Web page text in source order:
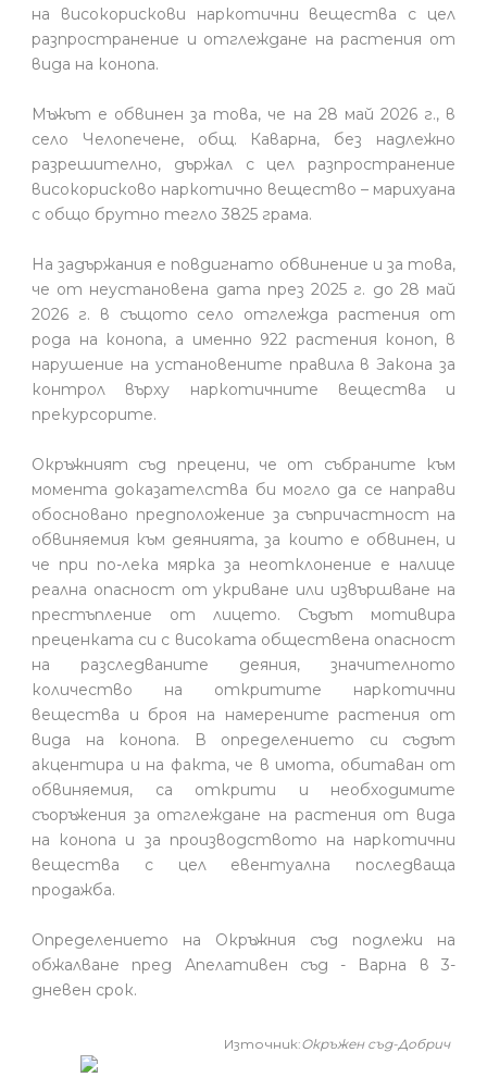
на високорискови наркотични вещества с цел
разпространение и отглеждане на растения от
вида на конопа.
Мъжът е обвинен за това, че на 28 май 2026 г., в
село Челопечене, общ. Каварна, без надлежно
разрешително, държал с цел разпространение
високорисково наркотично вещество – марихуана
с общо брутно тегло 3825 грама.
На задържания е повдигнато обвинение и за това,
че от неустановена дата през 2025 г. до 28 май
2026 г. в същото село отглежда растения от
рода на конопа, а именно 922 растения коноп, в
нарушение на установените правила в Закона за
контрол върху наркотичните вещества и
прекурсорите.
Окръжният съд прецени, че от събраните към
момента доказателства би могло да се направи
обосновано предположение за съпричастност на
обвиняемия към деянията, за които е обвинен, и
че при по-лека мярка за неотклонение е налице
реална опасност от укриване или извършване на
престъпление от лицето. Съдът мотивира
преценката си с високата обществена опасност
на разследваните деяния, значителното
количество на откритите наркотични
вещества и броя на намерените растения от
вида на конопа. В определението си съдът
акцентира и на факта, че в имота, обитаван от
обвиняемия, са открити и необходимите
съоръжения за отглеждане на растения от вида
на конопа и за производството на наркотични
вещества с цел евентуална последваща
продажба.
Определението на Окръжния съд подлежи на
обжалване пред Апелативен съд - Варна в 3-
дневен срок.
Източник:Окръжен съд-Добрич